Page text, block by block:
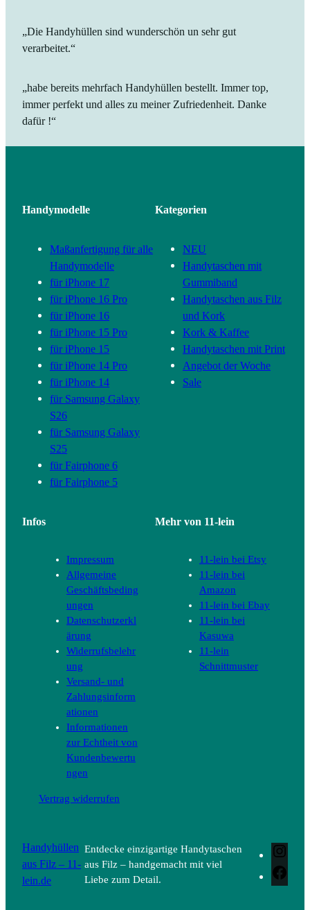
„Die Handyhüllen sind wunderschön un sehr gut
verarbeitet.“
„habe bereits mehrfach Handyhüllen bestellt. Immer top,
immer perfekt und alles zu meiner Zufriedenheit. Danke
dafür !“
Handymodelle
Maßanfertigung für alle
Handymodelle
für iPhone 17
für iPhone 16 Pro
für iPhone 16
für iPhone 15 Pro
für iPhone 15
für iPhone 14 Pro
für iPhone 14
für Samsung Galaxy
S26
für Samsung Galaxy
S25
für Fairphone 6
für Fairphone 5
Kategorien
NEU
Handytaschen mit
Gummiband
Handytaschen aus Filz
und Kork
Kork & Kaffee
Handytaschen mit Print
Angebot der Woche
Sale
Infos
Impressum
Allgemeine
Geschäftsbeding
ungen
Datenschutzerkl
ärung
Widerrufsbelehr
ung
Versand- und
Zahlungsinform
ationen
Informationen
zur Echtheit von
Kundenbewertu
ngen
Vertrag widerrufen
Mehr von 11-lein
11-lein bei Etsy
11-lein bei
Amazon
11-lein bei Ebay
11-lein bei
Kasuwa
11-lein
Schnittmuster
Handyhüllen
aus Filz – 11-
lein.de
Entdecke einzigartige Handytaschen
aus Filz – handgemacht mit viel
Liebe zum Detail.